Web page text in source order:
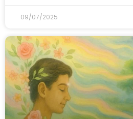
09/07/2025